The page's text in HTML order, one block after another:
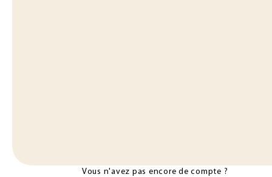
Vous n'avez pas encore de compte ?